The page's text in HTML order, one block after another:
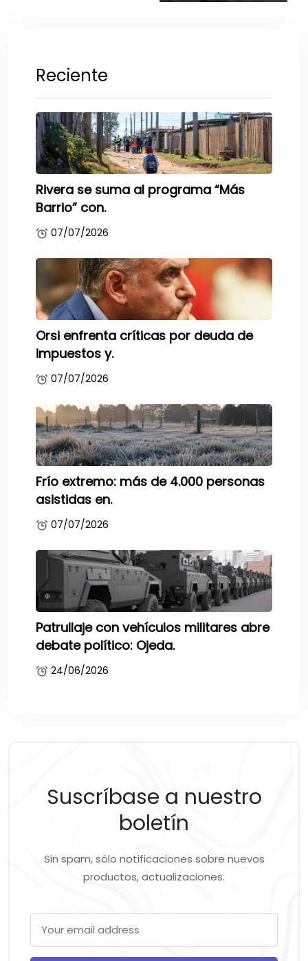
Reciente
Rivera se suma al programa “Más
Barrio” con.
07/07/2026
Orsi enfrenta críticas por deuda de
impuestos y.
07/07/2026
Frío extremo: más de 4.000 personas
asistidas en.
07/07/2026
Patrullaje con vehículos militares abre
debate político: Ojeda.
24/06/2026
Suscríbase a nuestro
boletín
Sin spam, sólo notificaciones sobre nuevos
productos, actualizaciones.